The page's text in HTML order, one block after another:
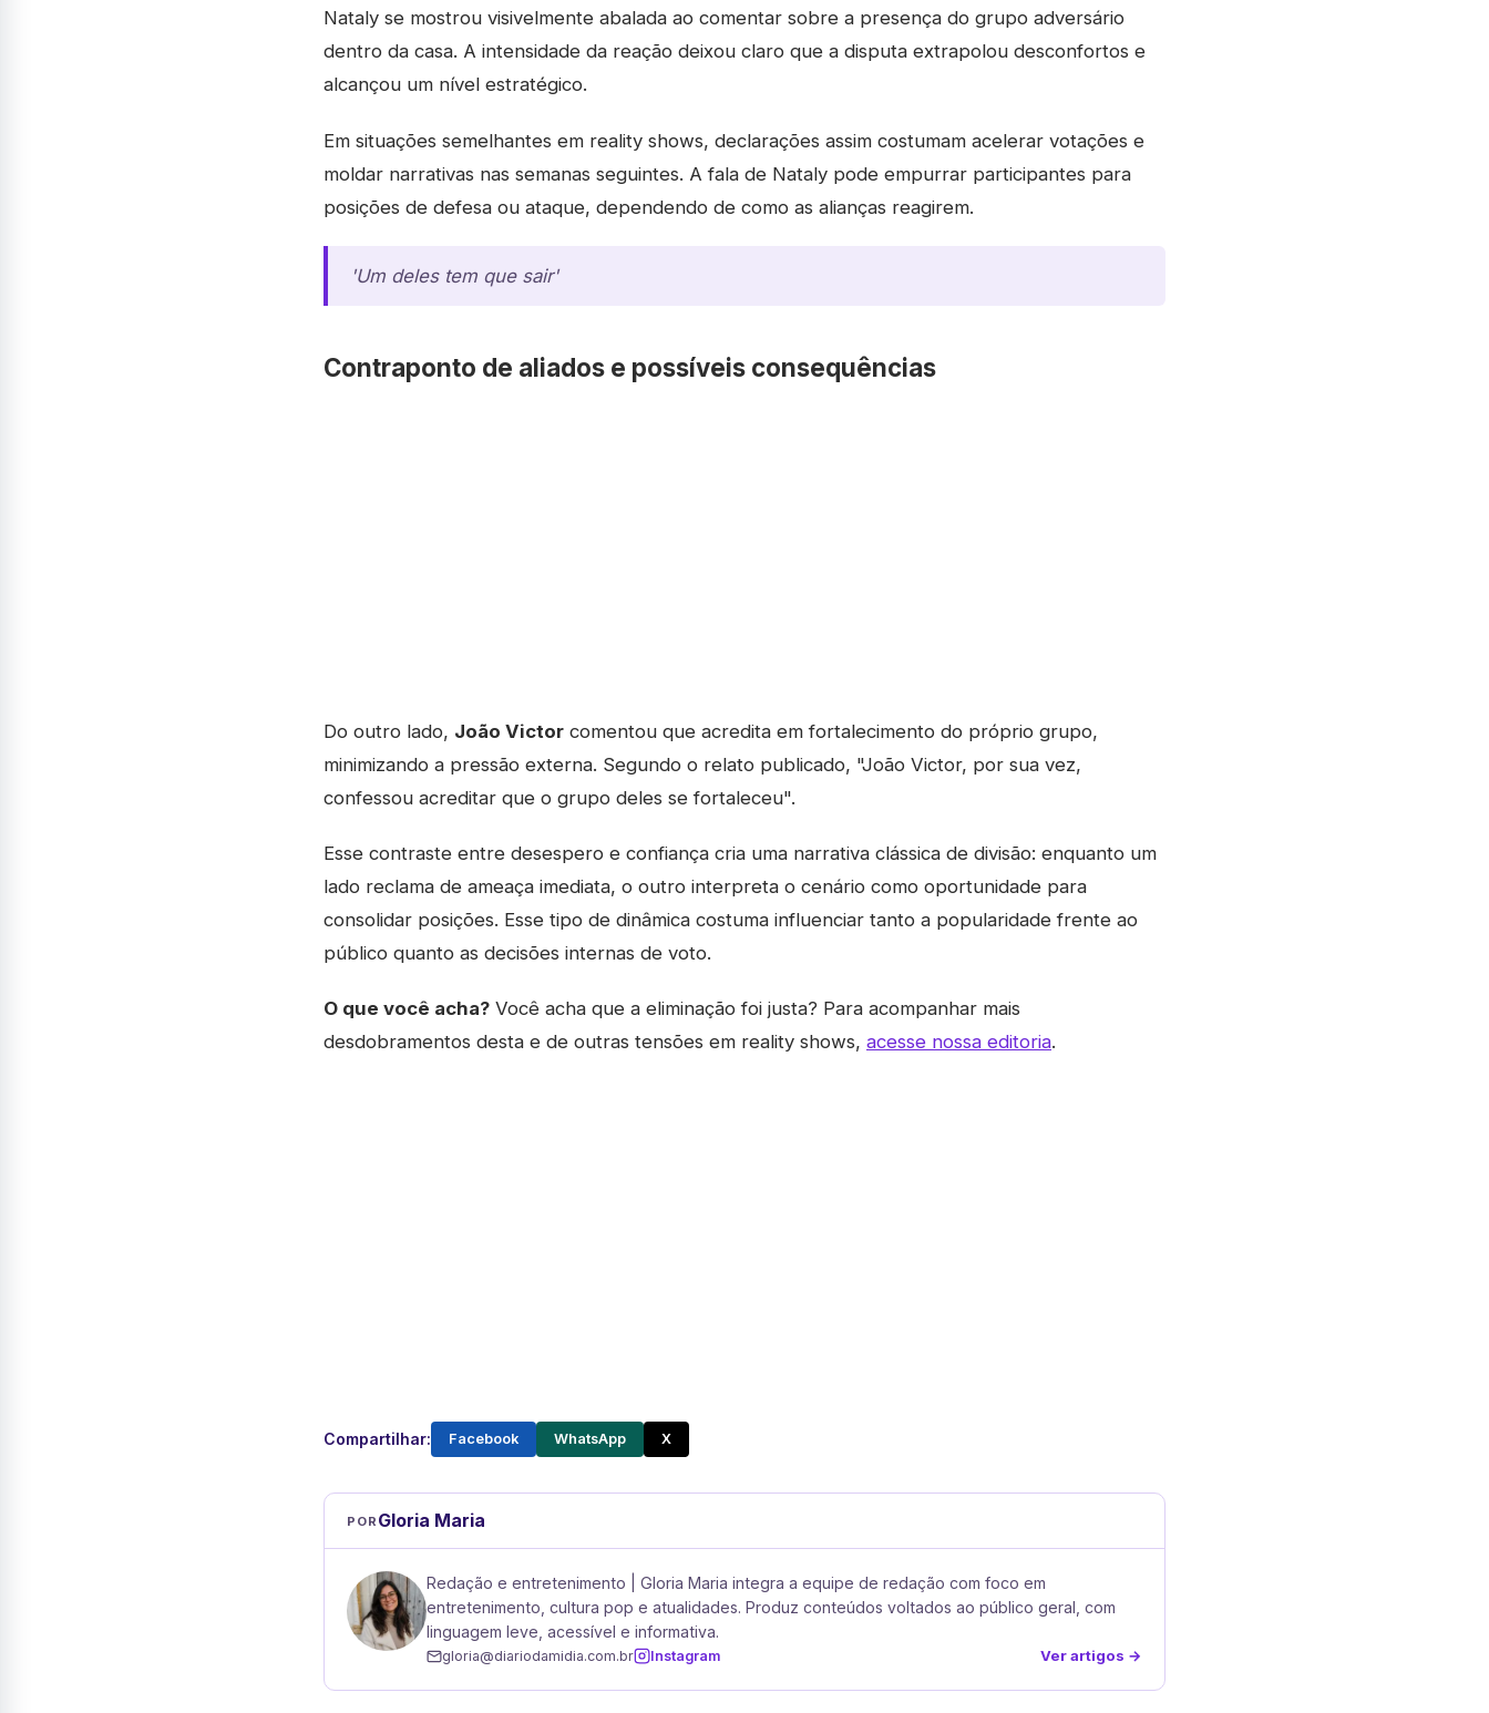
Nataly se mostrou visivelmente abalada ao comentar sobre a presença do grupo adversário
dentro da casa. A intensidade da reação deixou claro que a disputa extrapolou desconfortos e
alcançou um nível estratégico.
Em situações semelhantes em reality shows, declarações assim costumam acelerar votações e
moldar narrativas nas semanas seguintes. A fala de Nataly pode empurrar participantes para
posições de defesa ou ataque, dependendo de como as alianças reagirem.
'Um deles tem que sair'
Contraponto de aliados e possíveis consequências
Do outro lado, João Victor comentou que acredita em fortalecimento do próprio grupo,
minimizando a pressão externa. Segundo o relato publicado, "João Victor, por sua vez,
confessou acreditar que o grupo deles se fortaleceu".
Esse contraste entre desespero e confiança cria uma narrativa clássica de divisão: enquanto um
lado reclama de ameaça imediata, o outro interpreta o cenário como oportunidade para
consolidar posições. Esse tipo de dinâmica costuma influenciar tanto a popularidade frente ao
público quanto as decisões internas de voto.
O que você acha? Você acha que a eliminação foi justa? Para acompanhar mais
desdobramentos desta e de outras tensões em reality shows, acesse nossa editoria.
Compartilhar: Facebook WhatsApp X
POR Gloria Maria
Redação e entretenimento | Gloria Maria integra a equipe de redação com foco em
entretenimento, cultura pop e atualidades. Produz conteúdos voltados ao público geral, com
linguagem leve, acessível e informativa.
gloria@diariodamidia.com.br Instagram Ver artigos →